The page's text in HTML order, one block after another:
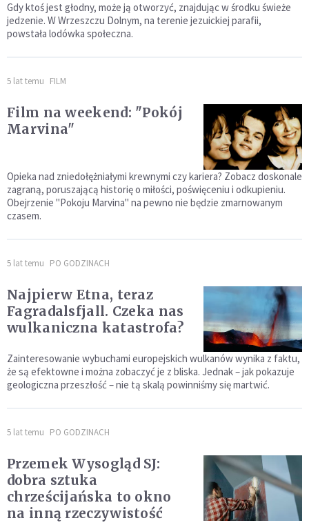
Gdy ktoś jest głodny, może ją otworzyć, znajdując w środku świeże
jedzenie. W Wrzeszczu Dolnym, na terenie jezuickiej parafii,
powstała lodówka społeczna.
5 lat temu FILM
Film na weekend: "Pokój
Marvina"
Opieka nad zniedołężniałymi krewnymi czy kariera? Zobacz doskonale
zagraną, poruszającą historię o miłości, poświęceniu i odkupieniu.
Obejrzenie "Pokoju Marvina" na pewno nie będzie zmarnowanym
czasem.
5 lat temu PO GODZINACH
Najpierw Etna, teraz
Fagradalsfjall. Czeka nas
wulkaniczna katastrofa?
Zainteresowanie wybuchami europejskich wulkanów wynika z faktu,
że są efektowne i można zobaczyć je z bliska. Jednak – jak pokazuje
geologiczna przeszłość – nie tą skalą powinniśmy się martwić.
5 lat temu PO GODZINACH
Przemek Wysogląd SJ:
dobra sztuka
chrześcijańska to okno
na inną rzeczywistość